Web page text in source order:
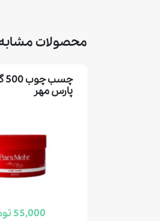
محصولات
پارس مهر
55,000 تومان